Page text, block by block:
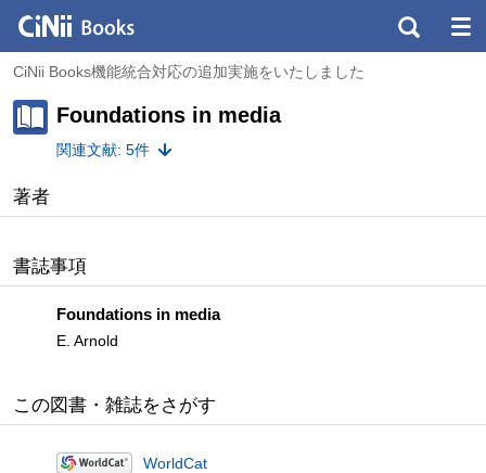
CiNii Books機能統合対応の追加実施をいたしました
Foundations in media
関連文献: 5件
著者
書誌事項
Foundations in media
E. Arnold
この図書・雑誌をさがす
WorldCat